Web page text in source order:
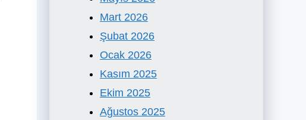
Mart 2026
Şubat 2026
Ocak 2026
Kasım 2025
Ekim 2025
Ağustos 2025